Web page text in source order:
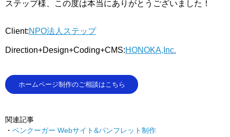
ステップ様、この度は本当にありがとうございました！
Client:NPO法人ステップ
Direction+Design+Coding+CMS:HONOKA,Inc.
ホームページ制作のご相談はこちら
関連記事
ベンクーガー Webサイト&パンフレット制作